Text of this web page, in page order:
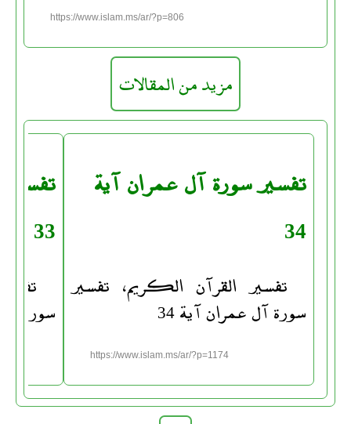
https://www.islam.ms/ar/?p=806
مزيد من المقالات
تفسير سورة آل عمران آية
34
تفسير القرآن الكريم، تفسير
سورة آل عمران آية 34
https://www.islam.ms/ar/?p=1174
33
سورة